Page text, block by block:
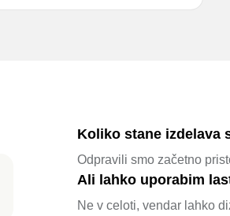
Koliko stane izdelava
Odpravili smo začetno
Ali lahko uporabim
Ne v celoti, vendar lahko